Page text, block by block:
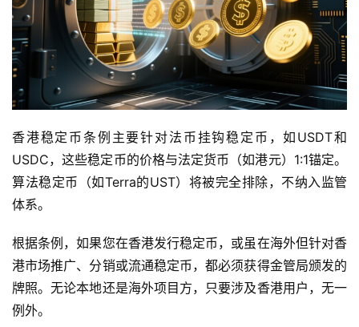
香港稳定币条例主要针对法币挂钩稳定币，如USDT和
USDC，这些稳定币的价格与法定货币（如港元）1:1锚定。
算法稳定币（如Terra的UST）将被完全排除，不纳入监管
体系。
根据条例，如果您在香港发行稳定币，或虽在海外但针对香
港市场推广、分销或流通稳定币，都必须获得金管局颁发的
牌照。无论本地还是海外项目方，只要涉及香港用户，无一
例外。